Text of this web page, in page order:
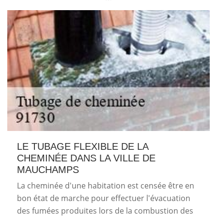
LE TUBAGE FLEXIBLE DE LA
CHEMINÉE DANS LA VILLE DE
MAUCHAMPS
La cheminée d'une habitation est censée être en
bon état de marche pour effectuer l'évacuation
des fumées produites lors de la combustion des